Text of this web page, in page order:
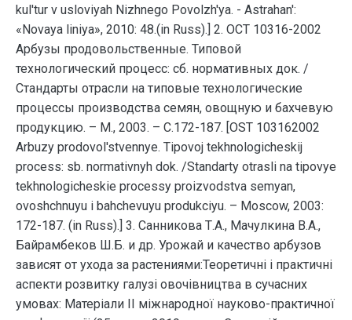
kul'tur v usloviyah Nizhnego Povolzh'ya. - Astrahan':
«Novaya liniya», 2010: 48.(in Russ).] 2. ОСТ 10316-2002
Арбузы продовольственные. Типовой
технологический процесс: сб. нормативных док. /
Стандарты отрасли на типовые технологические
процессы производства семян, овощную и бахчевую
продукцию. – М., 2003. – С.172-187. [OST 103162002
Arbuzy prodovol'stvennye. Tipovoj tekhnologicheskij
process: sb. normativnyh dok. /Standarty otrasli na tipovye
tekhnologicheskie processy proizvodstva semyan,
ovoshchnuyu i bahchevuyu produkciyu. – Moscow, 2003:
172-187. (in Russ).] 3. Санникова Т.А., Мачулкина В.А.,
Байрамбеков Ш.Б. и др. Урожай и качество арбузов
зависят от ухода за растениями:Теоретичні і практичні
аспекти розвитку галузі овочівництва в сучасних
умовах: Матеріали ІІ міжнародної науково-практичної